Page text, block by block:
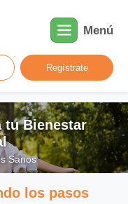
Menú
Regístrate
tu Bienestar
Sanos
los pasos